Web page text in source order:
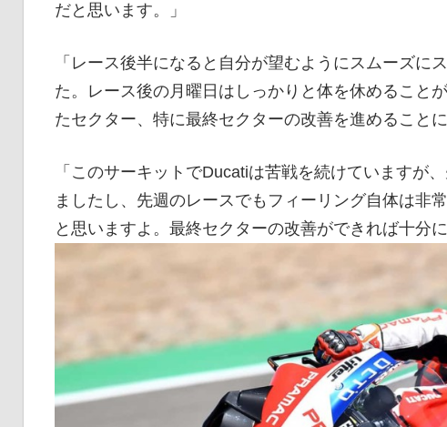
だと思います。」
「レース後半になると自分が望むようにスムーズに
た。レース後の月曜日はしっかりと体を休めること
たセクター、特に最終セクターの改善を進めること
「このサーキットでDucatiは苦戦を続けていますが
ましたし、先週のレースでもフィーリング自体は非
と思いますよ。最終セクターの改善ができれば十分